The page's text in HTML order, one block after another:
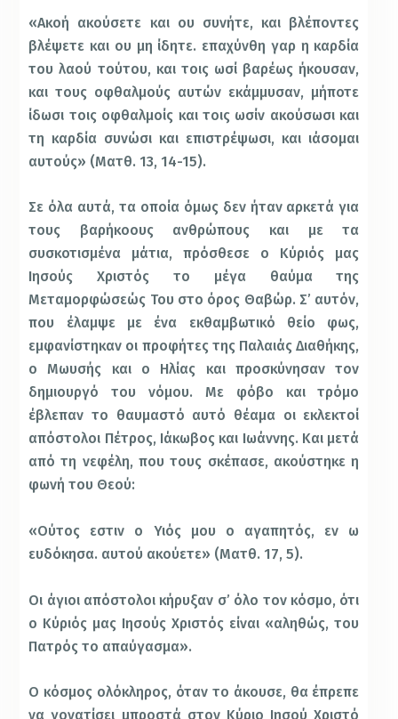
«Ακοή ακούσετε και ου συνήτε, και βλέποντες
βλέψετε και ου μη ίδητε. επαχύνθη γαρ η καρδία
του λαού τούτου, και τοις ωσί βαρέως ήκουσαν,
και τους οφθαλμούς αυτών εκάμμυσαν, μήποτε
ίδωσι τοις οφθαλμοίς και τοις ωσίν ακούσωσι και
τη καρδία συνώσι και επιστρέψωσι, και ιάσομαι
αυτούς» (Ματθ. 13, 14-15).
Σε όλα αυτά, τα οποία όμως δεν ήταν αρκετά για
τους βαρήκοους ανθρώπους και με τα
συσκοτισμένα μάτια, πρόσθεσε ο Κύριός μας
Ιησούς Χριστός το μέγα θαύμα της
Μεταμορφώσεώς Του στο όρος Θαβώρ. Σ’ αυτόν,
που έλαμψε με ένα εκθαμβωτικό θείο φως,
εμφανίστηκαν οι προφήτες της Παλαιάς Διαθήκης,
ο Μωυσής και ο Ηλίας και προσκύνησαν τον
δημιουργό του νόμου. Με φόβο και τρόμο
έβλεπαν το θαυμαστό αυτό θέαμα οι εκλεκτοί
απόστολοι Πέτρος, Ιάκωβος και Ιωάννης. Και μετά
από τη νεφέλη, που τους σκέπασε, ακούστηκε η
φωνή του Θεού:
«Ούτος εστιν ο Υιός μου ο αγαπητός, εν ω
ευδόκησα. αυτού ακούετε» (Ματθ. 17, 5).
Οι άγιοι απόστολοι κήρυξαν σ’ όλο τον κόσμο, ότι
ο Κύριός μας Ιησούς Χριστός είναι «αληθώς, του
Πατρός το απαύγασμα».
Ο κόσμος ολόκληρος, όταν το άκουσε, θα έπρεπε
να γονατίσει μπροστά στον Κύριο Ιησού Χριστό